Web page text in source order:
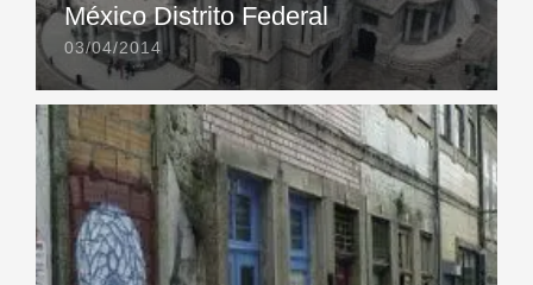
México Distrito Federal
03/04/2014